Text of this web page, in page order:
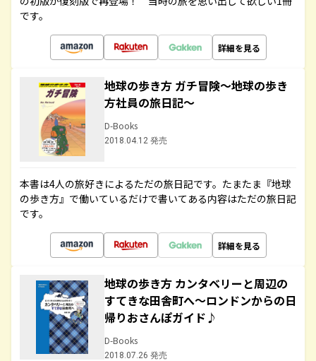
です。
詳細を見る
地球の歩き方 ガチ冒険～地球の歩き
方社員の旅日記～
D-Books
2018.04.12 発売
本書は4人の旅好きによるただの旅日記です。たまたま『地球
の歩き方』で働いているだけで書いてある内容はただの旅日記
です。
詳細を見る
地球の歩き方 カンタベリーと周辺の
すてきな田舎町へ～ロンドンからの日
帰りおさんぽガイド♪
D-Books
2018.07.26 発売